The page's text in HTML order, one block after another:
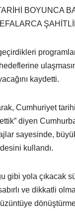
BOYUNCA
kaydetti.
Cumhuriyet
diyen
sayesinde,
kullandı.
gibi yola çıkacak
ve dikkatli